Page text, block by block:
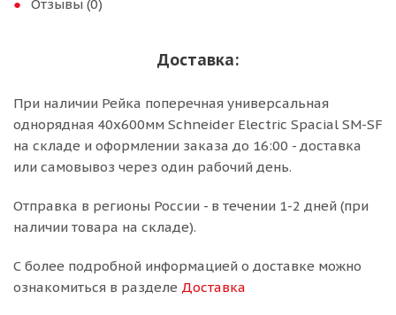
Отзывы (0)
Доставка:
При наличии Рейка поперечная универсальная
однорядная 40х600мм Schneider Electric Spacial SM-SF
на складе и оформлении заказа до 16:00 - доставка
или самовывоз через один рабочий день.
Отправка в регионы России - в течении 1-2 дней (при
наличии товара на складе).
С более подробной информацией о доставке можно
ознакомиться в разделе Доставка